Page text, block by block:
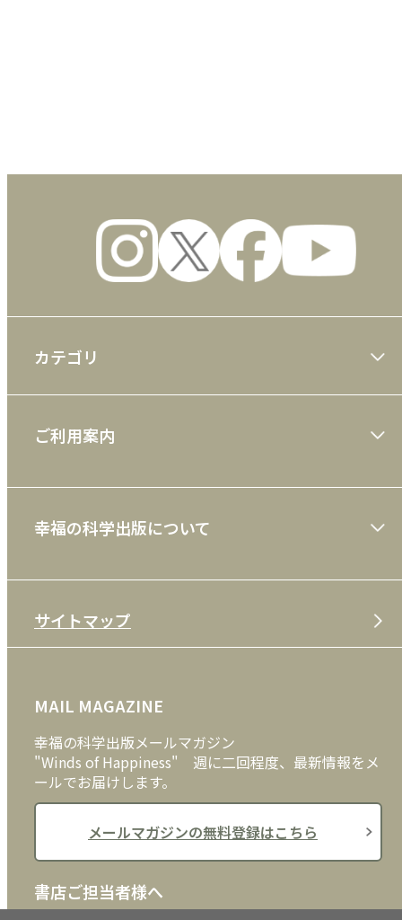
カテゴリ
雑誌
CD
DVD・ブルーレイ
外国語
ご利用案内
利用規約
特定商取引法
プライバシーポリシー
クッキーポリシー
幸福の科学出版について
メディア・ライブラリー
サイトマップ
MAIL MAGAZINE
幸福の科学出版メールマガジン
"Winds of Happiness" 週に二回程度、最新情報をメ
ールでお届けします。
メールマガジンの無料登録はこちら
書店ご担当者様へ